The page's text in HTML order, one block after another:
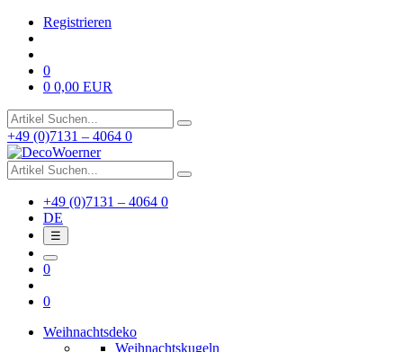
Registrieren
0
0 0,00 EUR
+49 (0)7131 – 4064 0
+49 (0)7131 – 4064 0
DE
☰
0
0
Weihnachtsdeko
Weihnachtskugeln